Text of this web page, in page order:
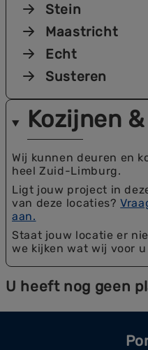
Stein
Maastricht
Echt
Susteren
Kozijnen
Wij kunnen deuren en
heel Zuid-Limburg.
Ligt jouw project in
van deze locaties?
aan.
Staat jouw locatie er
we kijken wat wij voor
U heeft nog geen